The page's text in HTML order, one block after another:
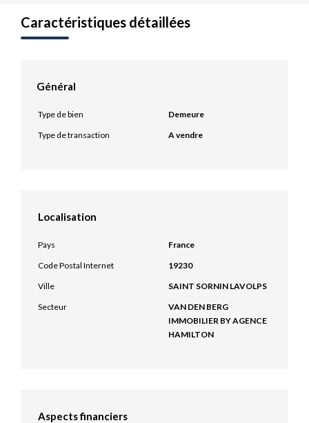
Caractéristiques détaillées
Général
Type de bien
Demeure
Type de transaction
A vendre
Localisation
Pays
France
Code Postal Internet
19230
Ville
SAINT SORNIN LAVOLPS
Secteur
VAN DEN BERG
IMMOBILIER BY AGENCE
HAMILTON
Aspects financiers